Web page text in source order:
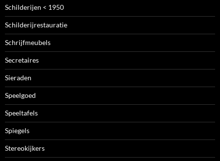
Schilderijen < 1950
Schilderijrestauratie
Schrijfmeubels
Secretaires
Sieraden
Speelgoed
Speeltafels
Spiegels
Stereokijkers